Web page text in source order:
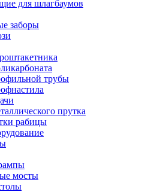
для шлагбаумов
заборы
трубы
прутка
рабицы
мосты